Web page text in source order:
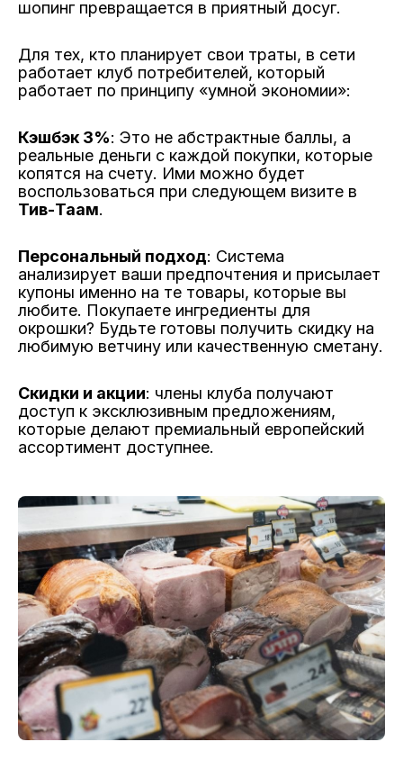
шопинг превращается в приятный досуг.
Для тех, кто планирует свои траты, в сети
работает клуб потребителей, который
работает по принципу «умной экономии»:
Кэшбэк 3%: Это не абстрактные баллы, а
реальные деньги с каждой покупки, которые
копятся на счету. Ими можно будет
воспользоваться при следующем визите в
Тив-Таам.
Персональный подход: Система
анализирует ваши предпочтения и присылает
купоны именно на те товары, которые вы
любите. Покупаете ингредиенты для
окрошки? Будьте готовы получить скидку на
любимую ветчину или качественную сметану.
Скидки и акции: члены клуба получают
доступ к эксклюзивным предложениям,
которые делают премиальный европейский
ассортимент доступнее.